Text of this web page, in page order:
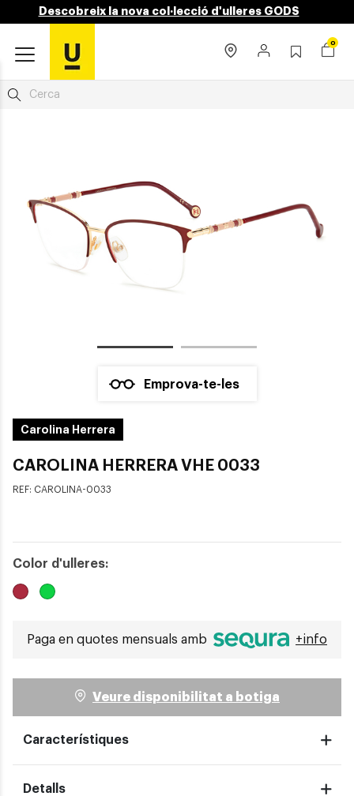
Descobreix la nova col·lecció d'ulleres GODS
0
Emprova-te-les
Carolina Herrera
CAROLINA HERRERA VHE 0033
REF: CAROLINA-0033
Color d'ulleres:
Paga en quotes mensuals amb +info
Veure disponibilitat a botiga
Característiques
Detalls